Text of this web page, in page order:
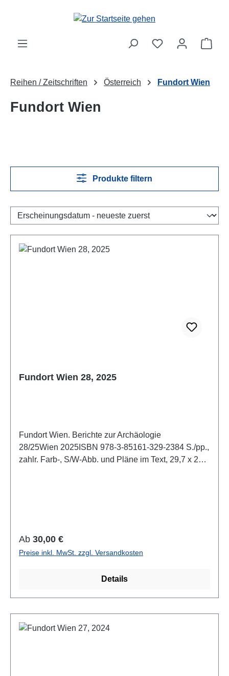
Zum Hauptinhalt springen
Reihen / Zeitschriften Österreich Fundort Wien
Fundort Wien
Produkte filtern
Fundort Wien 28, 2025
Fundort Wien. Berichte zur Archäologie
28/25Wien 2025ISBN 978-3-85161-329-2384 S./pp.,
zahlr. Farb-, S/W-Abb. und Pläne im Text, 29,7 x 21
Regulärer Preis:
Ab 30,00 €
Preise inkl. MwSt. zzgl. Versandkosten
Details